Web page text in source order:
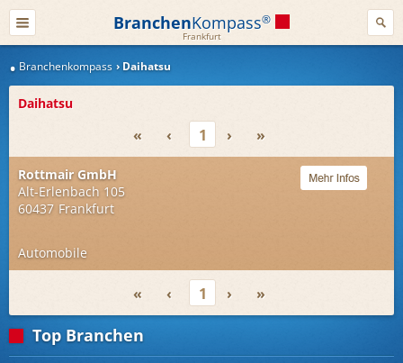
BranchenKompass®
Frankfurt
Branchenkompass Daihatsu
Daihatsu
« ‹ 1 › »
Rottmair GmbH
Alt-Erlenbach 105
60437 Frankfurt
Automobile
« ‹ 1 › »
Top Branchen